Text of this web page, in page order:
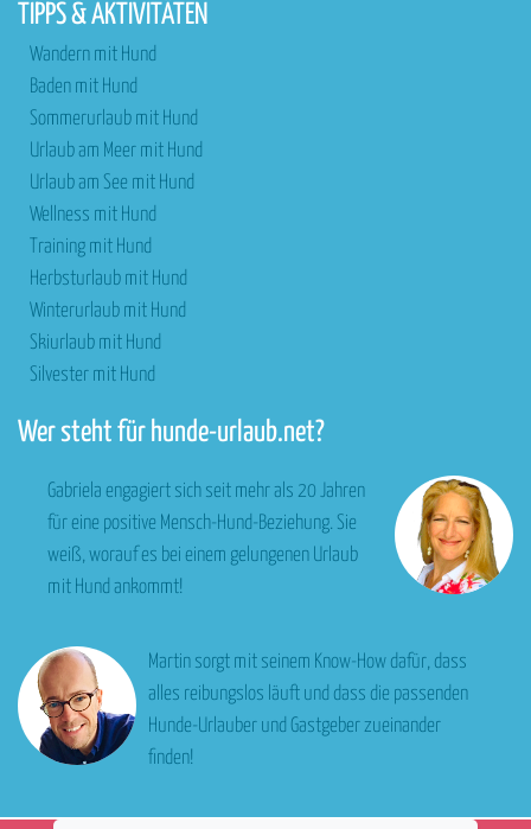
TIPPS & AKTIVITÄTEN
Wandern mit Hund
Baden mit Hund
Sommerurlaub mit Hund
Urlaub am Meer mit Hund
Urlaub am See mit Hund
Wellness mit Hund
Training mit Hund
Herbsturlaub mit Hund
Winterurlaub mit Hund
Skiurlaub mit Hund
Silvester mit Hund
Wer steht für hunde-urlaub.net?
Gabriela engagiert sich seit mehr als 20 Jahren
für eine positive Mensch-Hund-Beziehung. Sie
weiß, worauf es bei einem gelungenen Urlaub
mit Hund ankommt!
Martin sorgt mit seinem Know-How dafür, dass
alles reibungslos läuft und dass die passenden
Hunde-Urlauber und Gastgeber zueinander
finden!